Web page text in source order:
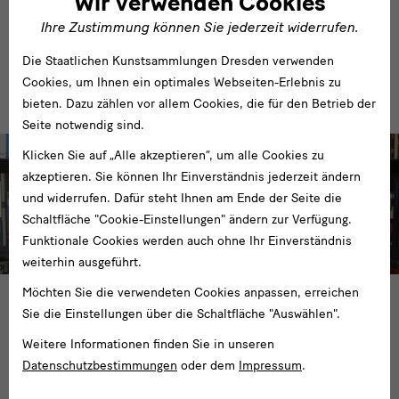
Multimedia
Guide
Archiv der Avantgarden — Egidio Marzona
Archiv aktivieren
Die digitale Tour für Smartphone und Tablet
Ihre Zustimmung können Sie jederzeit widerrufen.
Die Staatlichen Kunstsammlungen Dresden verwenden
Cookies, um Ihnen ein optimales Webseiten-Erlebnis zu
bieten. Dazu zählen vor allem Cookies, die für den Betrieb der
Seite notwendig sind.
Klicken Sie auf „Alle akzeptieren“, um alle Cookies zu
akzeptieren. Sie können Ihr Einverständnis jederzeit ändern
und widerrufen. Dafür steht Ihnen am Ende der Seite die
Schaltfläche "Cookie-Einstellungen" ändern zur Verfügung.
Funktionale Cookies werden auch ohne Ihr Einverständnis
weiterhin ausgeführt.
Möchten Sie die verwendeten Cookies anpassen, erreichen
Sie die Einstellungen über die Schaltfläche "Auswählen".
Weitere Informationen finden Sie in unseren
Datenschutzbestimmungen oder dem Impressum.